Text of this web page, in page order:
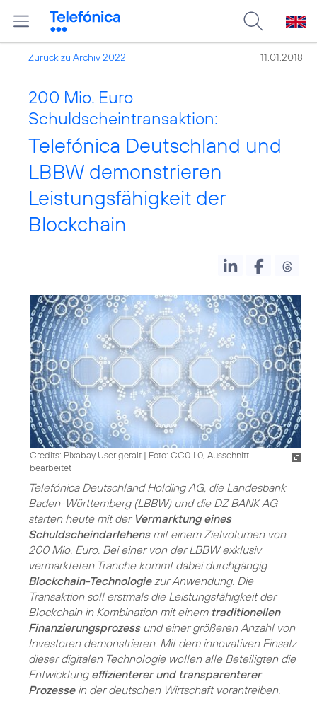
Zurück zu Archiv 2022 11.01.2018
200 Mio. Euro-
Schuldscheintransaktion:
Telefónica Deutschland und
LBBW demonstrieren
Leistungsfähigkeit der
Blockchain
Credits: Pixabay User geralt | Foto: CC0 1.0, Ausschnitt
bearbeitet
Telefónica Deutschland Holding AG, die Landesbank
Baden-Württemberg (LBBW) und die DZ BANK AG
starten heute mit der Vermarktung eines
Schuldscheindarlehensmit einem Zielvolumen von
200 Mio. Euro. Bei einer von der LBBW exklusiv
vermarkteten Tranche kommt dabei durchgängig
Blockchain-Technologiezur Anwendung. Die
Transaktion soll erstmals die Leistungsfähigkeit der
Blockchain in Kombination mit einem traditionellen
Finanzierungsprozessund einer größeren Anzahl von
Investoren demonstrieren. Mit dem innovativen Einsatz
dieser digitalen Technologie wollen alle Beteiligten die
Entwicklung effizienterer und transparenterer
Prozessein der deutschen Wirtschaft vorantreiben.